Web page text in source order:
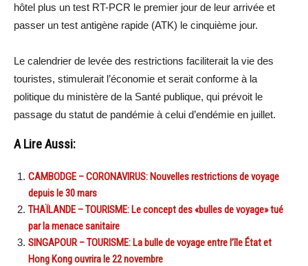
hôtel plus un test RT-PCR le premier jour de leur arrivée et
passer un test antigène rapide (ATK) le cinquième jour.
Le calendrier de levée des restrictions faciliterait la vie des
touristes, stimulerait l’économie et serait conforme à la
politique du ministère de la Santé publique, qui prévoit le
passage du statut de pandémie à celui d’endémie en juillet.
A Lire Aussi:
CAMBODGE – CORONAVIRUS: Nouvelles restrictions de voyage
depuis le 30 mars
THAÏLANDE – TOURISME: Le concept des «bulles de voyage» tué
par la menace sanitaire
SINGAPOUR – TOURISME: La bulle de voyage entre l’île État et
Hong Kong ouvrira le 22 novembre